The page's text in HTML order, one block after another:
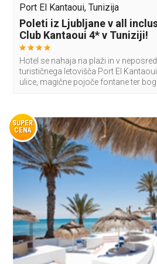
Port El Kantaoui, Tunizija
Poleti iz Ljubljane v all
Club Kantaoui 4* v Tuniziji!
Hotel se nahaja na plaži in v
turističnega letovišča Port El
ulice, magične pojoče fontane ter
SUPER
CENA